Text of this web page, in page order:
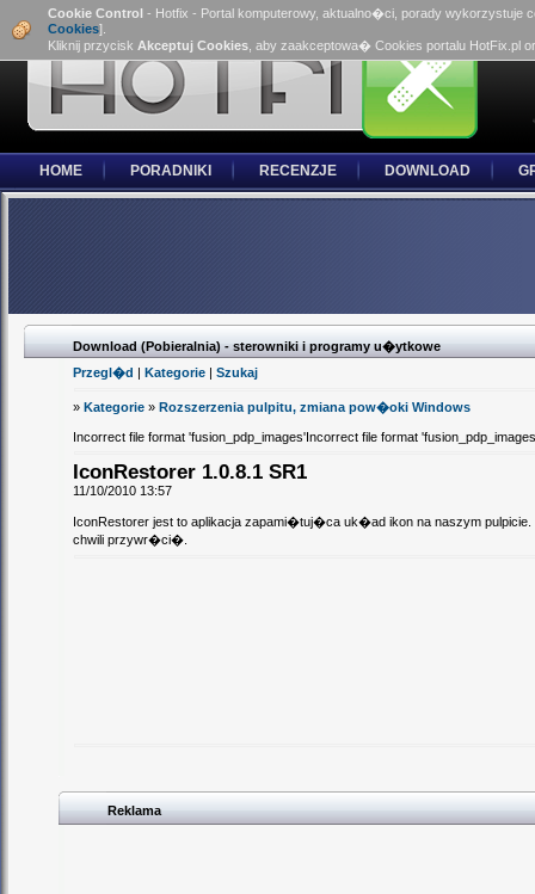
Cookie Control - Hotfix - Portal komputerowy, aktualno�ci, porady wykorzystuje
Cookies].
Kliknij przycisk Akceptuj Cookies , aby zaakceptowa� Cookies portalu HotFix.pl
HOME PORADNIKI RECENZJE DOWNLOAD
Download (Pobieralnia) - sterowniki i programy u�ytkowe
Przegl�d |Kategorie |Szukaj
»Kategorie »Rozszerzenia pulpitu, zmiana pow�oki Windows
Incorrect file format 'fusion_pdp_images'Incorrect file format
IconRestorer 1.0.8.1 SR1
11/10/2010 13:57
IconRestorer jest to aplikacja zapami�tuj�ca uk�ad ikon na naszym
chwili przywr�ci�.
Reklama